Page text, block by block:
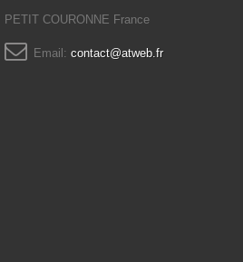
PETIT COURONNE France
Email: contact@atweb.fr